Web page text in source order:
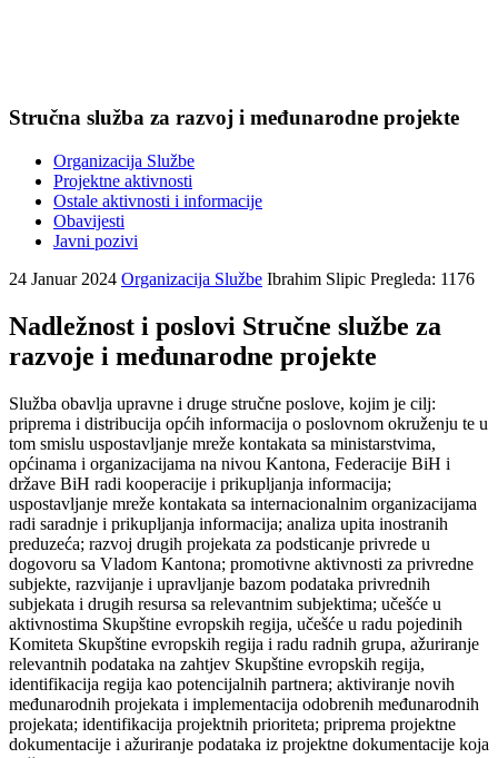
Stručna služba za razvoj i međunarodne projekte
Organizacija Službe
Projektne aktivnosti
Ostale aktivnosti i informacije
Obavijesti
Javni pozivi
24 Januar 2024 Organizacija Službe Ibrahim Slipic Pregleda: 1176
Nadležnost i poslovi Stručne službe za
razvoje i međunarodne projekte
Služba obavlja upravne i druge stručne poslove, kojim je cilj:
priprema i distribucija općih informacija o poslovnom okruženju te u
tom smislu uspostavljanje mreže kontakata sa ministarstvima,
općinama i organizacijama na nivou Kantona, Federacije BiH i
države BiH radi kooperacije i prikupljanja informacija;
uspostavljanje mreže kontakata sa internacionalnim organizacijama
radi saradnje i prikupljanja informacija; analiza upita inostranih
preduzeća; razvoj drugih projekata za podsticanje privrede u
dogovoru sa Vladom Kantona; promotivne aktivnosti za privredne
subjekte, razvijanje i upravljanje bazom podataka privrednih
subjekata i drugih resursa sa relevantnim subjektima; učešće u
aktivnostima Skupštine evropskih regija, učešće u radu pojedinih
Komiteta Skupštine evropskih regija i radu radnih grupa, ažuriranje
relevantnih podataka na zahtjev Skupštine evropskih regija,
identifikacija regija kao potencijalnih partnera; aktiviranje novih
međunarodnih projekata i implementacija odobrenih međunarodnih
projekata; identifikacija projektnih prioriteta; priprema projektne
dokumentacije i ažuriranje podataka iz projektne dokumentacije koja